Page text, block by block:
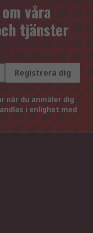
våra
tjänster
Registrera dig
när du anmäler dig
i enlighet med